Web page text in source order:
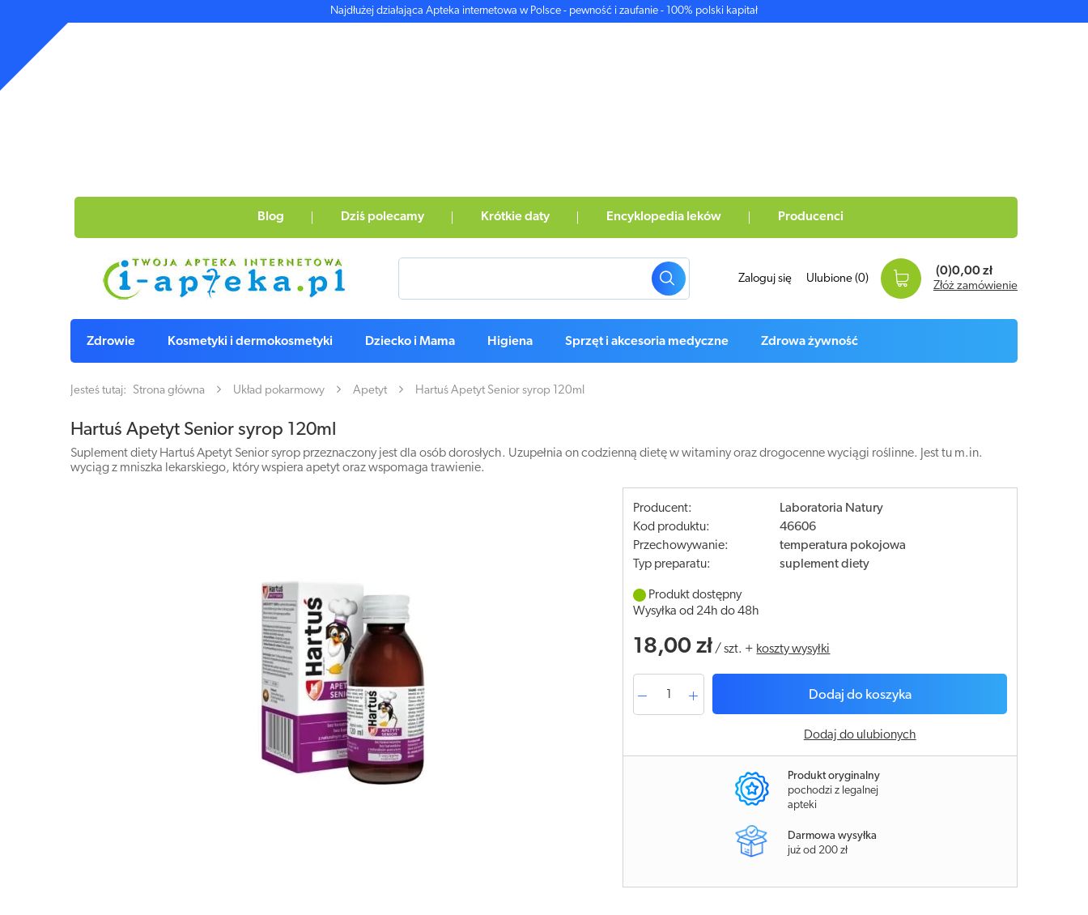
Najdłużej działająca Apteka internetowa w Polsce - pewność i zaufanie - 100% polski kapitał
Blog Dziś polecamy Krótkie daty Encyklopedia leków Producenci
Zaloguj się Ulubione (0)
(0)0,00 zł
Złóż zamówienie
Zdrowie Kosmetyki i dermokosmetyki Dziecko i Mama Higiena Sprzęt i akcesoria medyczne Zdrowa żywność
Jesteś tutaj: Strona główna Układ pokarmowy Apetyt Hartuś Apetyt Senior syrop 120ml
Hartuś Apetyt Senior syrop 120ml
Suplement diety Hartuś Apetyt Senior syrop przeznaczony jest dla osób dorosłych. Uzupełnia on codzienną dietę w witaminy oraz drogocenne wyciągi roślinne. Jest tu m.in.
wyciąg z mniszka lekarskiego, który wspiera apetyt oraz wspomaga trawienie.
Producent:
Laboratoria Natury
Kod produktu:
46606
Przechowywanie:
temperatura pokojowa
Typ preparatu:
suplement diety
Produkt dostępny
Wysyłka od 24h do 48h
18,00 zł /szt. + koszty wysyłki
Dodaj do koszyka
Dodaj do ulubionych
Produkt oryginalny
pochodzi z legalnej
apteki
Darmowa wysyłka
już od 200 zł